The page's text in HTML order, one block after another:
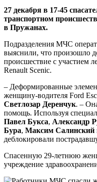
27 декабря в 17-45
транспортном
в Пружанах.
Подразделения МЧС
выяснили, что произошло
происшествие с участием
Renault Scenic.
– Деформированные
женщину-водителя Ford
Светлозар Деренчук. –
помощь. Используя
Павел Букса, Александр
Бура, Максим Салинский
деблокировали
Спасенную 29-летнюю
учреждение